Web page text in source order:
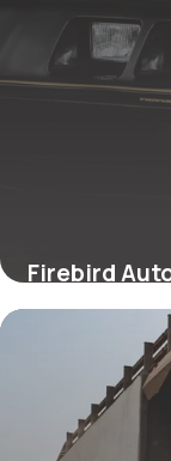
Firebird
Prix